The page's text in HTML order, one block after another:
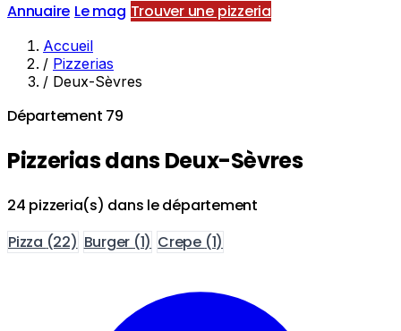
Annuaire Le mag Trouver une pizzeria
Accueil
/ Pizzerias
/ Deux-Sèvres
Département 79
Pizzerias dans Deux-Sèvres
24 pizzeria(s) dans le département
Pizza (22) Burger (1) Crepe (1)